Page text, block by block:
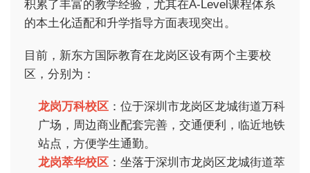
积累了丰富的教学经验，尤其在A-Level课程体系
的本土化适配和升学指导方面表现突出。
目前，新东方国际教育在龙岗区设有两个主要校
区，分别为：
龙岗万科校区 ：位于深圳市龙岗区龙城街道万科
广场，周边商业配套完善，交通便利，临近地铁
站点，方便学生通勤。
龙岗萃华校区 ：坐落于深圳市龙岗区龙城街道萃